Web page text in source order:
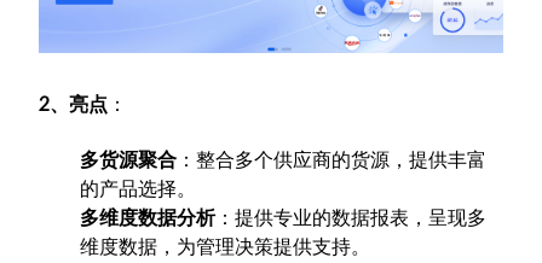
2、亮点 ：
多货源聚合 ：整合多个供应商的货源，提供丰富
的产品选择。
多维度数据分析：提供专业的数据报表，呈现多
维度数据，为管理决策提供支持。